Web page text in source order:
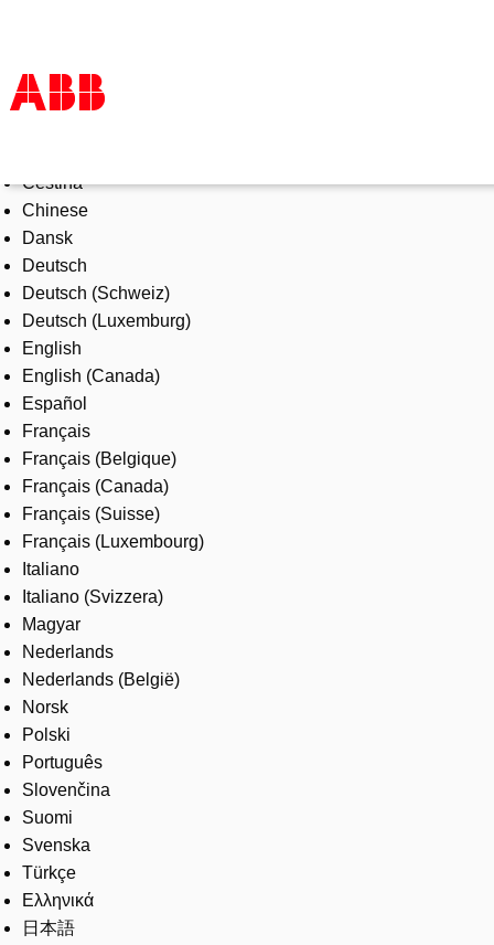
Products & Solutions
Industries
Services
About us
Where to buy
Contact us
Careers
Čeština
Chinese
Dansk
Deutsch
Deutsch (Schweiz)
Deutsch (Luxemburg)
English
English (Canada)
Español
Français
Français (Belgique)
Français (Canada)
Français (Suisse)
Français (Luxembourg)
Italiano
Italiano (Svizzera)
Magyar
Nederlands
Nederlands (België)
Norsk
Polski
Português
Slovenčina
Suomi
Svenska
Türkçe
Ελληνικά
日本語